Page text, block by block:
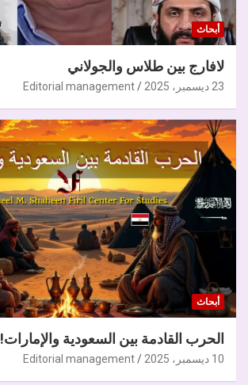
أبحاث
لافارج بين طلاس والجولاني
23 ديسمبر، 2025 Editorial management
أبحاث
الحرب القادمة بين السعودية والإمارات!
10 ديسمبر، 2025 Editorial management